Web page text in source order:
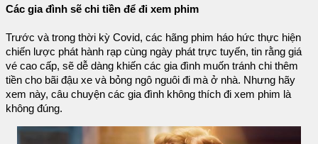
Các gia đình sẽ chi tiền để đi xem phim
Trước và trong thời kỳ Covid, các hãng phim háo hức thực hiện
chiến lược phát hành rạp cùng ngày phát trực tuyến, tin rằng giá
vé cao cấp, sẽ dễ dàng khiến các gia đình muốn tránh chi thêm
tiền cho bãi đậu xe và bỏng ngô nguôi đi mà ở nhà. Nhưng hãy
xem này, câu chuyện các gia đình không thích đi xem phim là
không đúng.